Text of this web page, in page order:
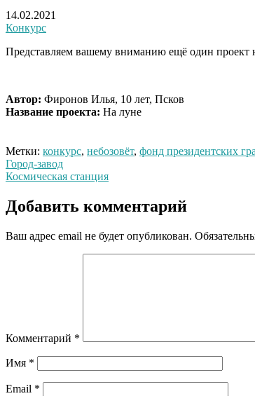
14.02.2021
Конкурс
Представляем вашему вниманию ещё один проект
Автор: Фиронов Илья, 10 лет, Псков
Название проекта: На луне
Метки: конкурс, небозовёт, фонд президентских
Навигация
по
записям
Город-завод
Космическая станция
Добавить комментарий
Ваш адрес email не будет опубликован.
Комментарий *
Имя *
Email *